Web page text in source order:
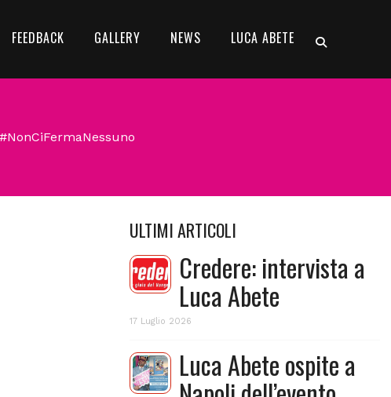
FEEDBACK GALLERY NEWS LUCA ABETE
ULTIMI ARTICOLI
Credere: intervista a
Luca Abete
17 Luglio 2026
Luca Abete ospite a